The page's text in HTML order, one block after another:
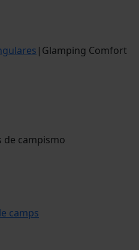
| Glamping Comfort
de campismo
camps